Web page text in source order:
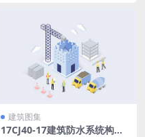
建筑图集
17CJ40-17建筑防水系统构造